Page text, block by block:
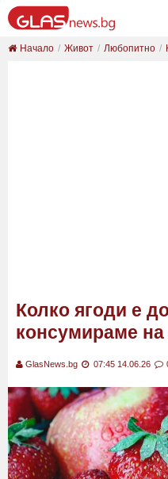
Начало Живот Любопитно
Колко ягоди е
консумираме на
GlasNews.bg 07:45 14.06.26